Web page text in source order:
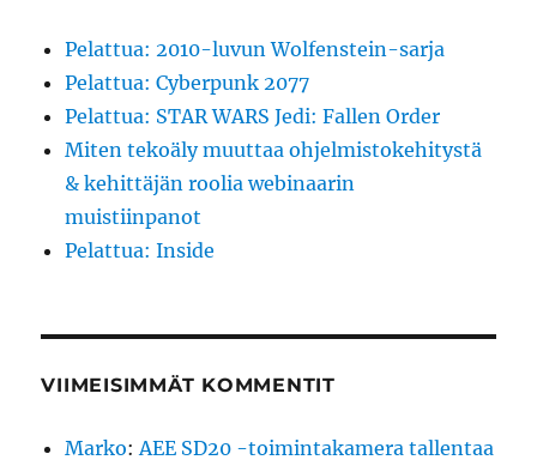
Pelattua: 2010-luvun Wolfenstein-sarja
Pelattua: Cyberpunk 2077
Pelattua: STAR WARS Jedi: Fallen Order
Miten tekoäly muuttaa ohjelmistokehitystä
& kehittäjän roolia webinaarin
muistiinpanot
Pelattua: Inside
VIIMEISIMMÄT KOMMENTIT
Marko: AEE SD20 -toimintakamera tallentaa